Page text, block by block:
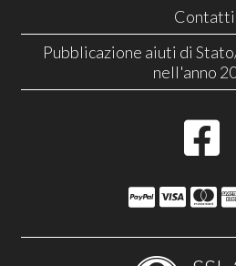
Contatti
Pubblicazione aiuti di
nell'anno